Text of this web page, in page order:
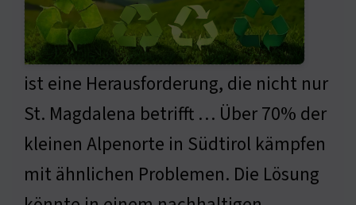
ist eine Herausforderung, die nicht nur
St. Magdalena betrifft … Über 70% der
kleinen Alpenorte in Südtirol kämpfen
mit ähnlichen Problemen. Die Lösung